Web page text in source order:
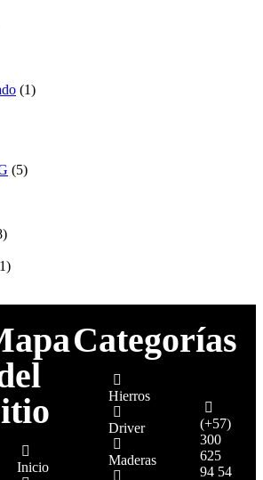
(1)
(5)
Inicio
Categorías
Hierros
Driver
Maderas
(+57)
300
625
94 54